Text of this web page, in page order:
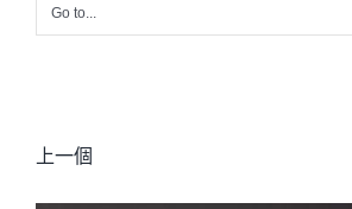
Go to...
上一個